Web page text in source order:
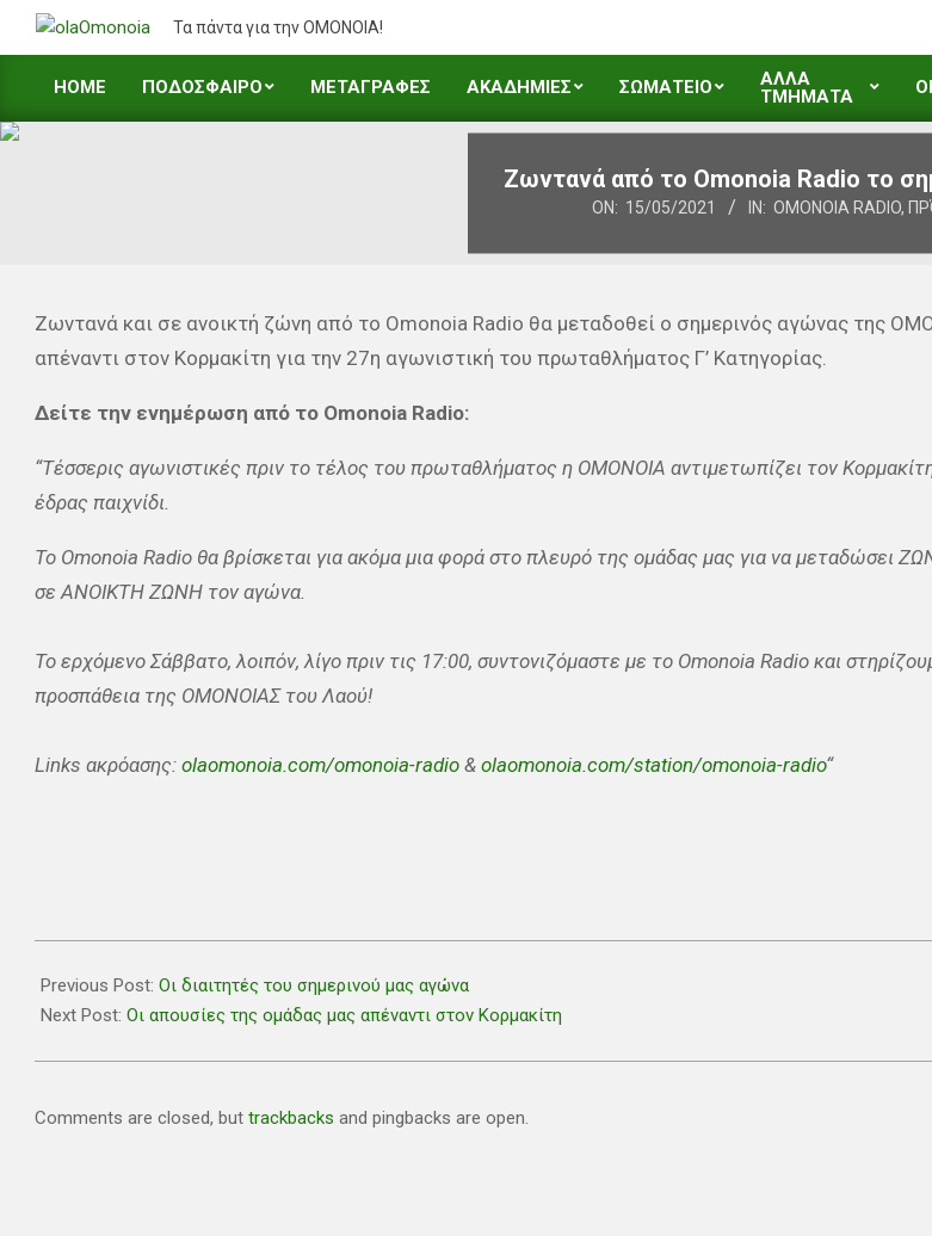
Τα πάντα για την ΟΜΟΝΟΙΑ!
HOME ΠΟΔΟΣΦΑΙΡΟ ΜΕΤΑΓΡΑΦΕΣ ΑΚΑΔΗΜΙΕΣ ΣΩΜΑΤΕΙΟ
ΑΛΛΑ
ΤΜΗΜΑΤΑ
Ζωντανά από το Omonoia Radio το
ON: 15/05/2021 IN: OMONOIA RADIO,
Ζωντανά και σε ανοικτή ζώνη από το Omonoia Radio θα μεταδοθεί ο σημερινός αγώνας της
απέναντι στον Κορμακίτη για την 27η αγωνιστική του πρωταθλήματος Γ’ Κατηγορίας.
Δείτε την ενημέρωση από το Omonoia Radio:
“Τέσσερις αγωνιστικές πριν το τέλος του πρωταθλήματος η ΟΜΟΝΟΙΑ αντιμετωπίζει τον
έδρας παιχνίδι.
Το Omonoia Radio θα βρίσκεται για ακόμα μια φορά στο πλευρό της ομάδας μας για να μεταδώσει
σε ΑΝΟΙΚΤΗ ΖΩΝΗ τον αγώνα.
Το ερχόμενο Σάββατο, λοιπόν, λίγο πριν τις 17:00, συντονιζόμαστε με το Omonoia Radio και
προσπάθεια της ΟΜΟΝΟΙΑΣ του Λαού!
Links ακρόασης: olaomonoia.com/omonoia-radio & olaomonoia.com/station/omonoia-radio“
05-
15
Previous Post: Οι διαιτητές του σημερινού μας αγώνα
Next Post: Οι απουσίες της ομάδας μας απέναντι στον Κορμακίτη
Comments are closed, but trackbacks and pingbacks are open.